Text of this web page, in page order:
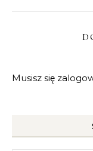
Musisz się